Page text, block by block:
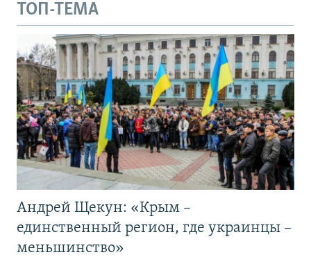
ТОП-ТЕМА
Андрей Щекун: «Крым –
единственный регион, где украинцы –
меньшинство»